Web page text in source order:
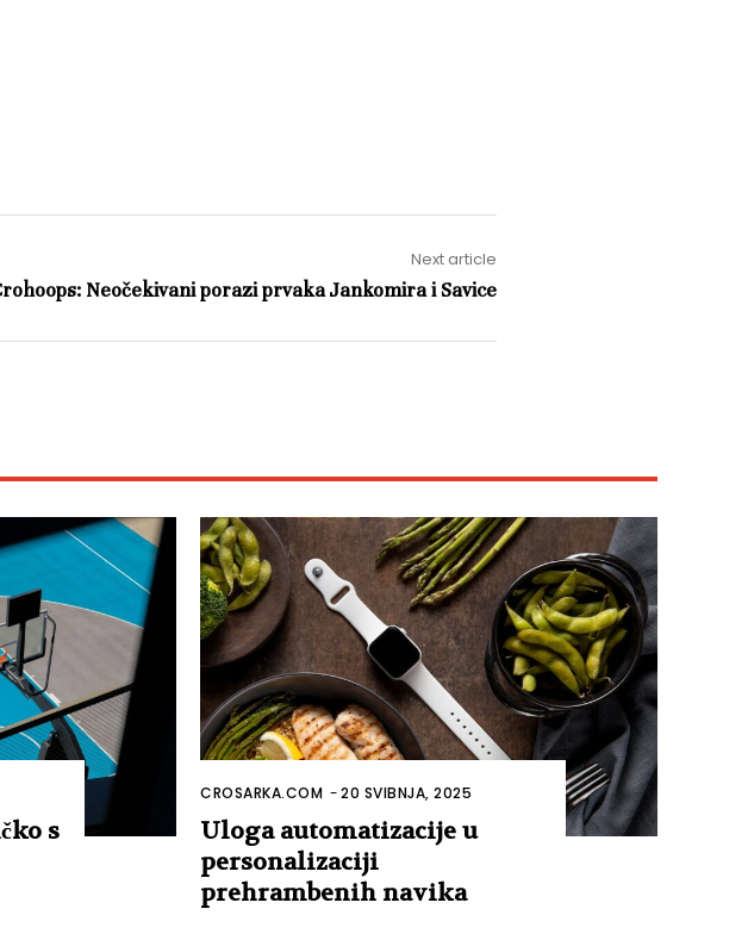
Next article
Neočekivani porazi prvaka Jankomira i Savice
s
CROSARKA.COM -20 SVIBNJA, 2025
Uloga automatizacije u
personalizaciji
prehrambenih navika